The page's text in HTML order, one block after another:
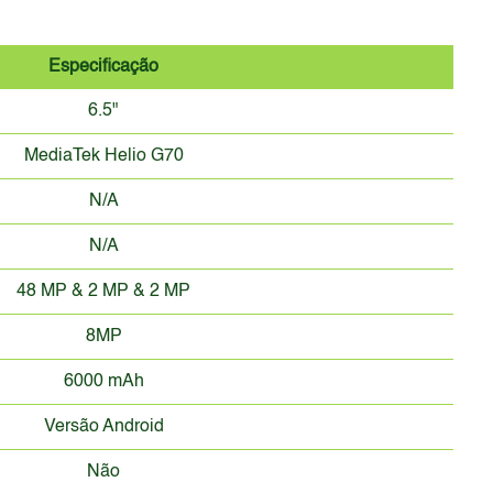
Especificação
6.5"
MediaTek Helio G70
N/A
N/A
48 MP & 2 MP & 2 MP
8MP
6000 mAh
Versão Android
Não